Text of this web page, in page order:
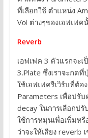
ที่เลือกใช้ ตำแหน่ง
Vol ต่างๆของเอฟเฟ
Reverb
เอฟเฟค 3 ตัวแรกจะเ
3.Plate ซึ่งเราจะกดที่
ใช้เอฟเฟครีเวิร์บที่ต้อ
Parameters เพื่อปรับ
decay ในการเลือกป
ใช้การหมุนเพื่อเพิ่มห
ว่าจะให้เสียง reverb